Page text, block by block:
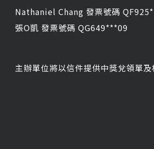
Nathaniel Chang 發票號碼
張O凱 發票號碼 QG649***09
主辦單位將以信件提供中獎兌領單